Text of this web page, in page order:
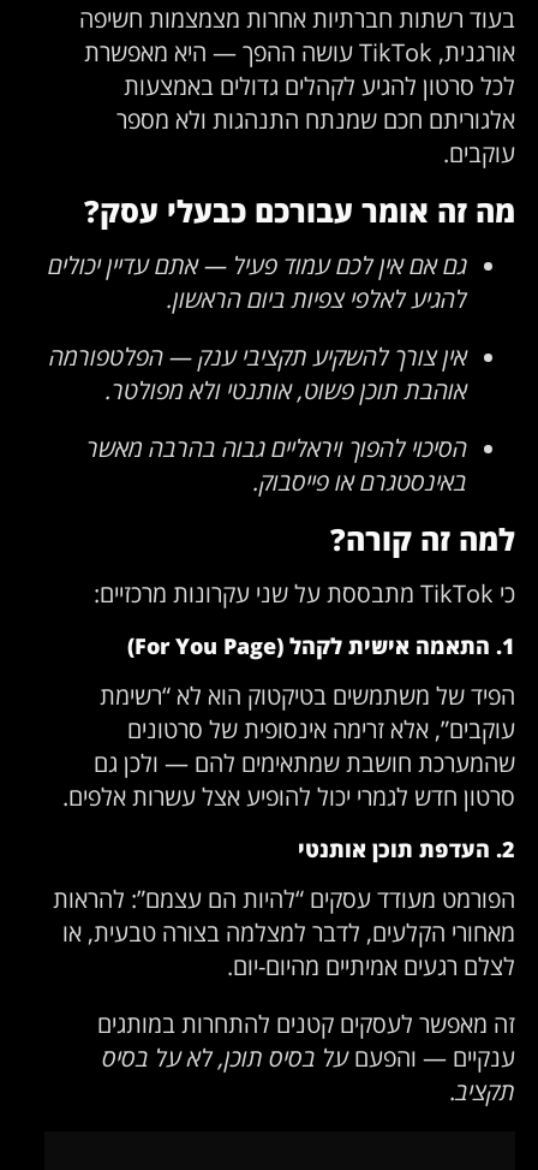
בעוד רשתות חברתיות אחרות מצמצמות חשיפה
אורגנית, TikTok עושה ההפך — היא מאפשרת
לכל סרטון להגיע לקהלים גדולים באמצעות
אלגוריתם חכם שמנתח התנהגות ולא מספר
עוקבים.
מה זה אומר עבורכם כבעלי עסק?
גם אם אין לכם עמוד פעיל — אתם עדיין יכולים
להגיע לאלפי צפיות ביום הראשון.
אין צורך להשקיע תקציבי ענק — הפלטפורמה
אוהבת תוכן פשוט, אותנטי ולא מפולטר.
הסיכוי להפוך ויראליים גבוה בהרבה מאשר
באינסטגרם או פייסבוק.
למה זה קורה?
כי TikTok מתבססת על שני עקרונות מרכזיים:
1. התאמה אישית לקהל (For You Page)
הפיד של משתמשים בטיקטוק הוא לא “רשימת
עוקבים”, אלא זרימה אינסופית של סרטונים
שהמערכת חושבת שמתאימים להם — ולכן גם
סרטון חדש לגמרי יכול להופיע אצל עשרות אלפים.
2. העדפת תוכן אותנטי
הפורמט מעודד עסקים “להיות הם עצמם”: להראות
מאחורי הקלעים, לדבר למצלמה בצורה טבעית, או
לצלם רגעים אמיתיים מהיום-יום.
זה מאפשר לעסקים קטנים להתחרות במותגים
ענקיים — והפעםעל בסיס תוכן, לא על בסיס
תקציב.